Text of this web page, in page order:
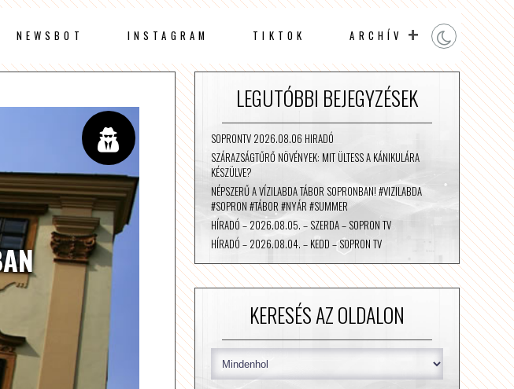
NEWSBOT INSTAGRAM TIKTOK ARCHÍV
LEGUTÓBBI BEJEGYZÉSEK
SOPRONTV 2026.08.06 HIRADÓ
SZÁRAZSÁGTŰRŐ NÖVÉNYEK: MIT ÜLTESS A KÁNIKULÁRA
KÉSZÜLVE?
NÉPSZERŰ A VÍZILABDA TÁBOR SOPRONBAN! #VIZILABDA
#SOPRON #TÁBOR #NYÁR #SUMMER
HÍRADÓ – 2026.08.05. – SZERDA – SOPRON TV
HÍRADÓ – 2026.08.04. – KEDD – SOPRON TV
KERESÉS AZ OLDALON